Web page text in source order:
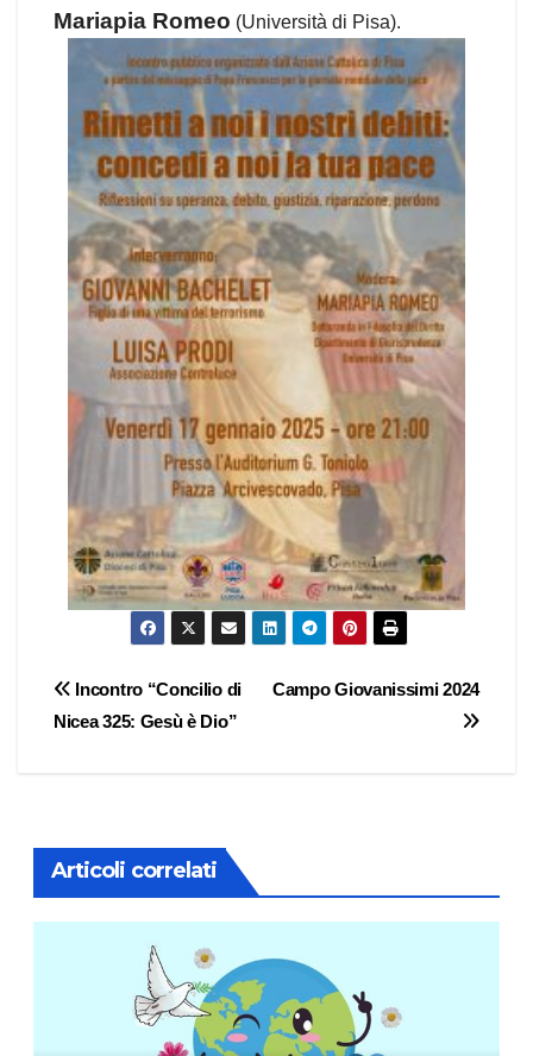
Mariapia Romeo (Università di Pisa).
NavigazioneCampo Giovanissimi 2024
Incontro “Concilio di
Nicea 325: Gesù è Dio”
Articoli correlati